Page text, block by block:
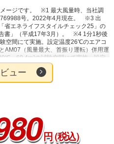
ージです。
※1 最大風量時、当社調
号。2022年4月現在。
※3 出
省エネライフスタイルチェック25」の
書」（平成17年3月）。
※4 1分1秒後
空間にて実施。設定温度26℃のエアコ
AM07（風量最大、首振り運転）併用運
、60.4m³の試験空間にて実施。設定
28℃のエアコンとAM07（風量最大、
目安単価31円/kWh（税込）をもとにジ
首振りオフの場合約0.2円/h、風量最
/h。
の効果を示すものではありません。試
当たるように設置②同じ試験空間で直
。①と②の洗濯物の乾く速さ（時間）
用した方が3倍速く乾いた。
ュー
円（税込）